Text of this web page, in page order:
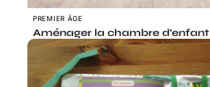
PREMIER ÂGE
Aménager la chambre d’enfant